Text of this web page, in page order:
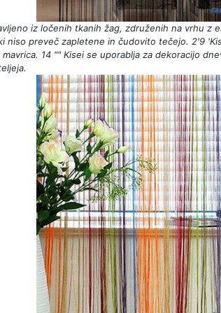
iz ločenih tkanih žag, združenih na vrhu z
niso preveč zapletene in čudovito tečejo. 2'9
14 "" Kisei se uporablja za dekoracijo